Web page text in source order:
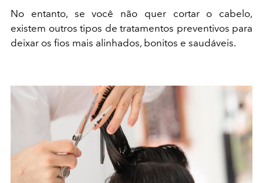
No entanto, se você não quer cortar o cabelo,
existem outros tipos de tratamentos preventivos para
deixar os fios mais alinhados, bonitos e saudáveis.